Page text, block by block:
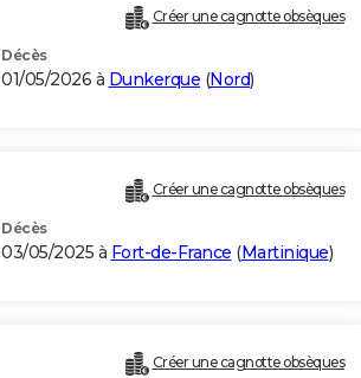
Créer une cagnotte obsèques
Décès
01/05/2026 à Dunkerque (Nord)
Créer une cagnotte obsèques
Décès
03/05/2025 à Fort-de-France (Martinique)
Créer une cagnotte obsèques